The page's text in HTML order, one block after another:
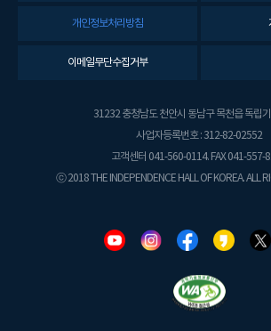
개인정보처리방침
이메일무단수집거부
31232 충청남도 천안시 동남구 목천읍 독립
사업자등록번호 : 312-82-02552
고객센터 041-560-0114. FAX 041-557-
ⓒ 2018 THE INDEPENDENCE HALL OF KOREA. ALL